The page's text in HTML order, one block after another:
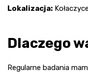
Lokalizacja:
Dlaczego
Regularne badania